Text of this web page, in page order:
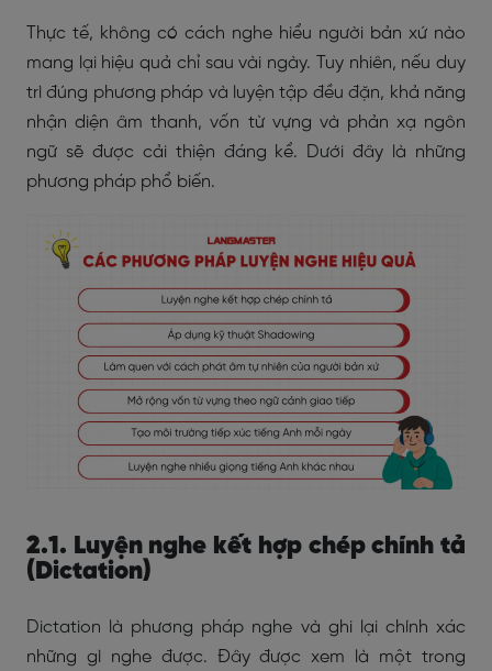
Thực tế, không có cách nghe hiểu người bản xứ nào
mang lại hiệu quả chỉ sau vài ngày. Tuy nhiên, nếu duy
trì đúng phương pháp và luyện tập đều đặn, khả năng
nhận diện âm thanh, vốn từ vựng và phản xạ ngôn
ngữ sẽ được cải thiện đáng kể. Dưới đây là những
phương pháp phổ biến.
2.1. Luyện nghe kết hợp chép chính tả
(Dictation)
Dictation là phương pháp nghe và ghi lại chính xác
những gì nghe được. Đây được xem là một trong